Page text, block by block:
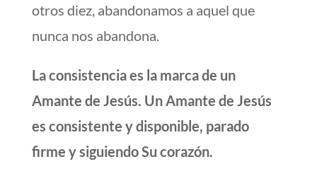
otros diez, abandonamos a aquel que
nunca nos abandona.
La consistencia es la marca de un
Amante de Jesús. Un Amante de Jesús
es consistente y disponible, parado
firme y siguiendo Su corazón.